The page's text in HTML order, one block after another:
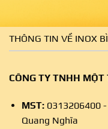
THÔNG TIN VỀ INOX
CÔNG TY TNHH
MST:0313206400 -
Quang Nghĩa